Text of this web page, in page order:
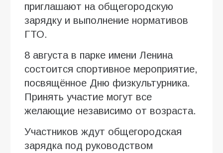
приглашают на общегородскую
зарядку и выполнение нормативов
ГТО.
8 августа в парке имени Ленина
состоится спортивное мероприятие,
посвящённое Дню физкультурника.
Принять участие могут все
желающие независимо от возраста.
Участников ждут общегородская
зарядка под руководством